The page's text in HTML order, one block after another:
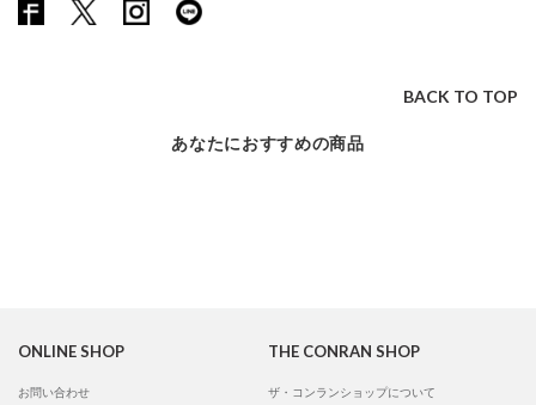
BACK TO TOP
あなたにおすすめの商品
ONLINE SHOP
お問い合わせ
THE CONRAN SHOP
ザ・コンランショップについて